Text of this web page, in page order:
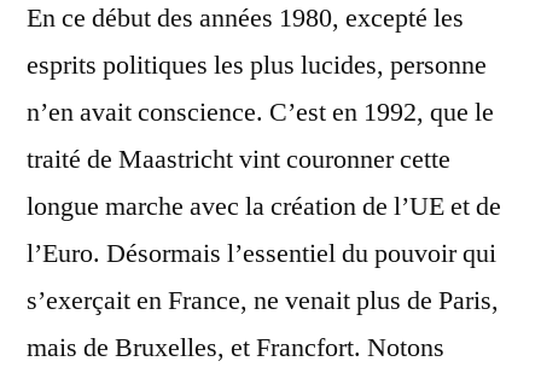
En ce début des années 1980, excepté les
esprits politiques les plus lucides, personne
n’en avait conscience. C’est en 1992, que le
traité de Maastricht vint couronner cette
longue marche avec la création de l’UE et de
l’Euro. Désormais l’essentiel du pouvoir qui
s’exerçait en France, ne venait plus de Paris,
mais de Bruxelles, et Francfort. Notons